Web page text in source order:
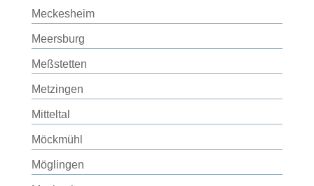
Meckesheim
Meersburg
Meßstetten
Metzingen
Mitteltal
Möckmühl
Möglingen